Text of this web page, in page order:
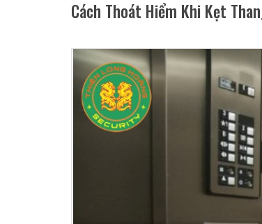
Cách Thoát Hiểm Khi Kẹt